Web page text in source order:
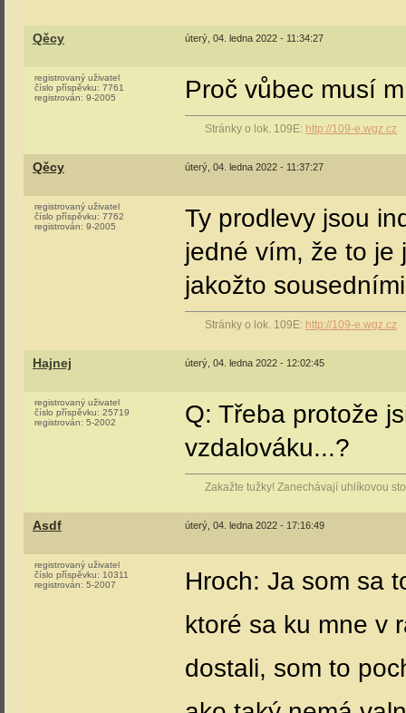
Qěcy úterý, 04. ledna 2022 - 11:34:27
registrovaný uživatel
číslo příspěvku: 7761
registrován: 9-2005 Proč vůbec musí
Stránky o lok. 109E: http://109-e.wgz.cz
Qěcy úterý, 04. ledna 2022 - 11:37:27
registrovaný uživatel
číslo příspěvku: 7762
registrován: 9-2005
Ty prodlevy jsou
jedné vím, že to je
jakožto
Stránky o lok. 109E: http://109-e.wgz.cz
Hajnej úterý, 04. ledna 2022 - 12:02:45
registrovaný uživatel
číslo příspěvku: 25719
registrován: 5-2002
Q: Třeba protože
vzdalováku...?
Zakažte tužky! Zanechávají uhlíkovou
Asdf úterý, 04. ledna 2022 - 17:16:49
registrovaný uživatel
číslo příspěvku: 10311
registrován: 5-2007
Hroch: Ja som sa
ktoré sa ku mne v
dostali, som to